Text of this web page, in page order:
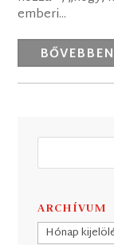
emberi...
BŐVEBBEN
ARCHÍVUM
Archívum